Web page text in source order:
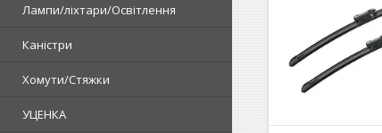
Лампи/ліхтари/Освітлення
Каністри
Хомути/Стяжки
УЦЕНКА